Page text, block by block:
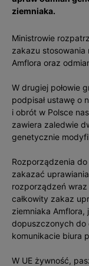
ziemniaka.
Ministrowie
zakazu stosowania
Amflora oraz
W drugiej połowie
podpisał ustawę o
i obrót w Polsce
zawiera zaledwie
genetycznie
Rozporządzenia
zakazać
rozporządzeń
całkowity zakaz
ziemniaka Amflora,
dopuszczonych do
komunikacie biura
W UE żywność,